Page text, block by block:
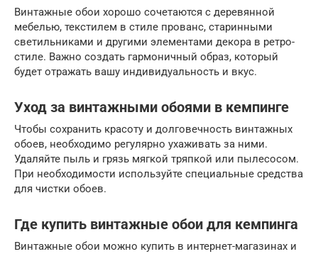
Винтажные обои хорошо сочетаются с деревянной
мебелью, текстилем в стиле прованс, старинными
светильниками и другими элементами декора в ретро-
стиле. Важно создать гармоничный образ, который
будет отражать вашу индивидуальность и вкус.
Уход за винтажными обоями в кемпинге
Чтобы сохранить красоту и долговечность винтажных
обоев, необходимо регулярно ухаживать за ними.
Удаляйте пыль и грязь мягкой тряпкой или пылесосом.
При необходимости используйте специальные средства
для чистки обоев.
Где купить винтажные обои для кемпинга
Винтажные обои можно купить в интернет-магазинах и